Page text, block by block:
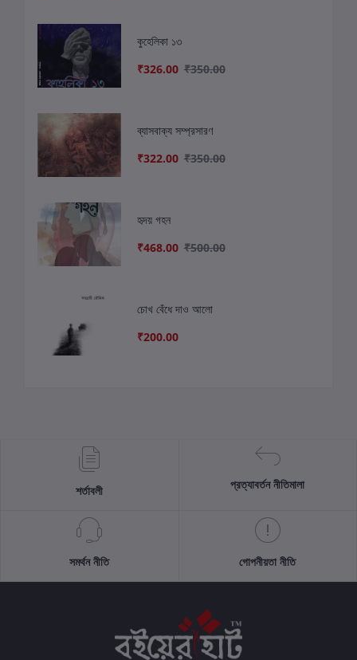
কুহেলিকা ১৩
₹326.00 ₹350.00
ব্যাসবাক্য সম্প্রসারণ
₹322.00 ₹350.00
হৃদয় গহন
₹468.00 ₹500.00
চোখ বেঁধে দাও আলো
₹200.00
শর্তাবলী প্রত্যাবর্তন নীতিমালা
সমর্থন নীতি গোপনীয়তা নীতি